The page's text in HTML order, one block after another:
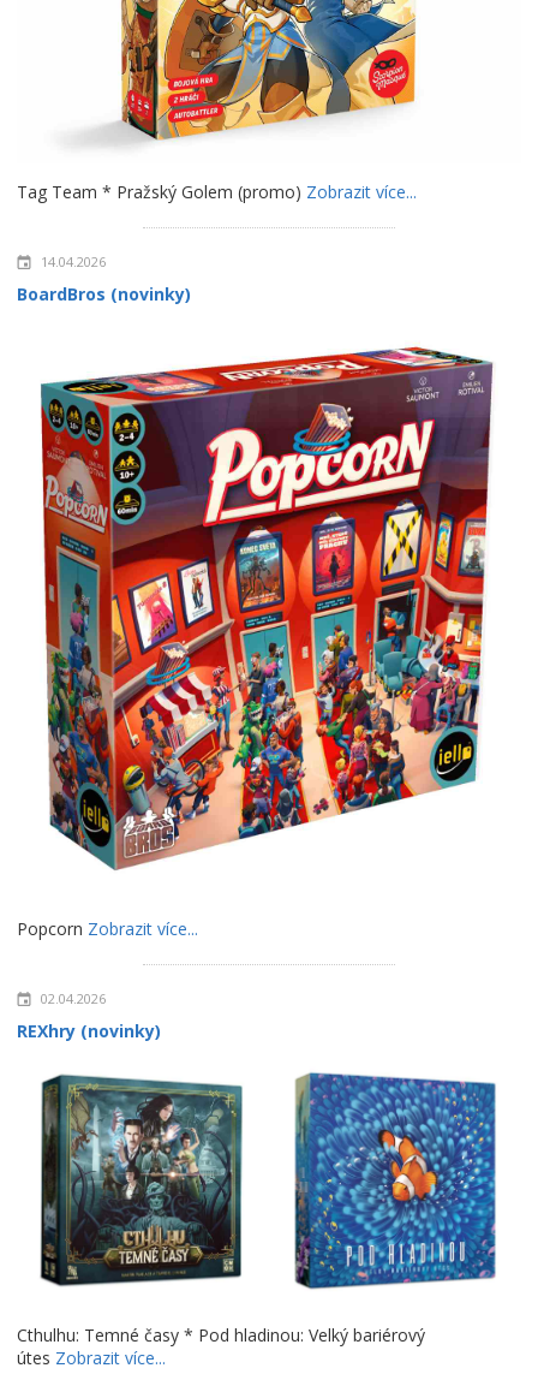
Tag Team * Pražský Golem (promo) Zobrazit více...
14.04.2026
BoardBros (novinky)
Popcorn Zobrazit více...
02.04.2026
REXhry (novinky)
Cthulhu: Temné časy * Pod hladinou: Velký bariérový
útes Zobrazit více...